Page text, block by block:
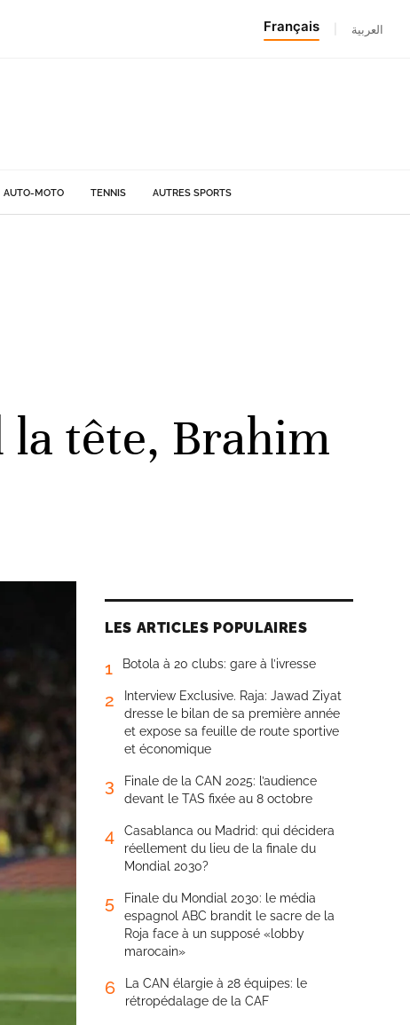
Français العربية
AUTO-MOTO TENNIS AUTRES SPORTS
la tête, Brahim
LES ARTICLES POPULAIRES
1 Botola à 20 clubs: gare à l’ivresse
2
Interview Exclusive. Raja: Jawad Ziyat
dresse le bilan de sa première année
et expose sa feuille de route sportive
et économique
3
Finale de la CAN 2025: l’audience
devant le TAS fixée au 8 octobre
4
Casablanca ou Madrid: qui décidera
réellement du lieu de la finale du
Mondial 2030?
5
Finale du Mondial 2030: le média
espagnol ABC brandit le sacre de la
Roja face à un supposé «lobby
marocain»
6
La CAN élargie à 28 équipes: le
rétropédalage de la CAF